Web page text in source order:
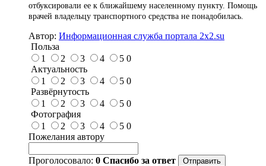
отбуксировали ее к ближайшему населенному пункту. Помощь
врачей владельцу транспортного средства не понадобилась.
Автор: Информационная служба портала 2x2.su
Польза
1
2 3 4 5 0
Актуальность
1
2 3 4 5 0
Развёрнутость
1
2 3 4 5 0
Фотография
1
2 3 4 5 0
Пожелания автору
Проголосовало: 0 Спасибо за ответ